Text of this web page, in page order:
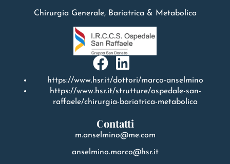
Chirurgia Generale, Bariatrica & Metabolica
https://www.hsr.it/dottori/marco-anselmino
https://www.hsr.it/strutture/ospedale-san-
raffaele/chirurgia-bariatrica-metabolica
Contatti
m.anselmino@me.com
anselmino.marco@hsr.it